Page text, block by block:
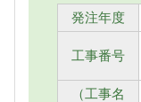
発注年度
工事番号
（工事名